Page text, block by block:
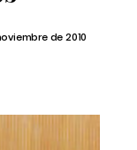
de 2010